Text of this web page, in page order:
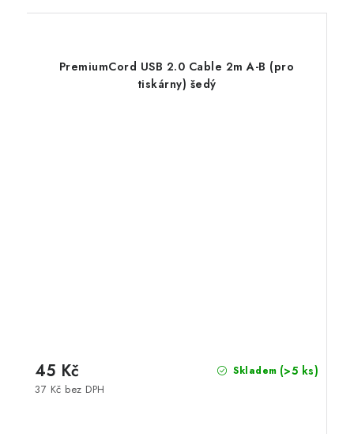
PremiumCord USB 2.0 Cable 2m A-B (pro
tiskárny) šedý
Skladem (>5 ks)
37 Kč bez DPH
45 Kč